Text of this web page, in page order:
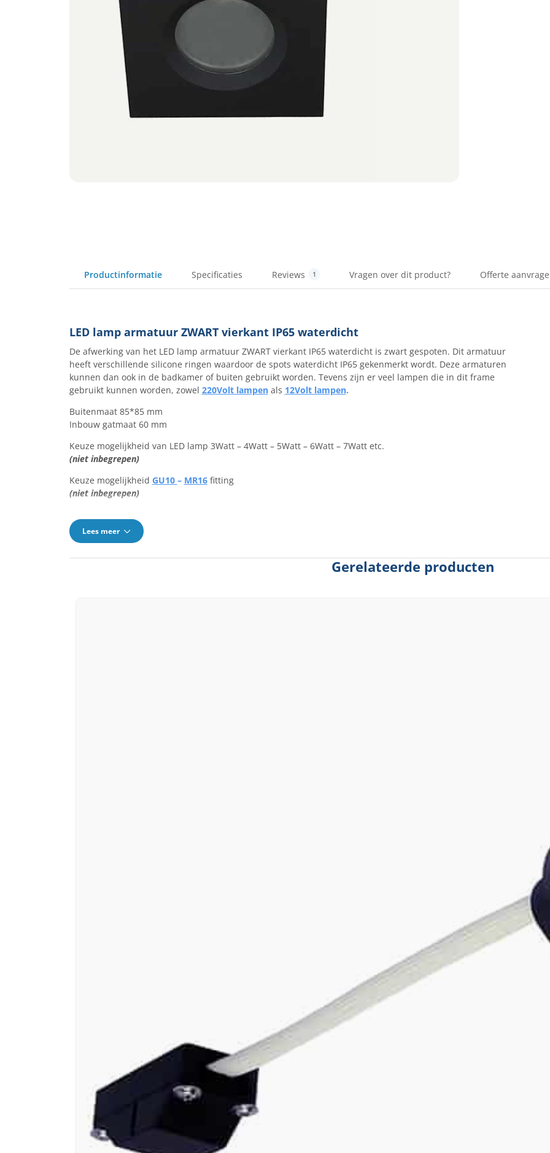
Productinformatie Specificaties Reviews 1 Vragen over dit product? Offerte
LED lamp armatuur ZWART vierkant IP65 waterdicht
De afwerking van het LED lamp armatuur ZWART vierkant IP65 waterdicht is zwart gespoten. Dit armatuur
heeft verschillende silicone ringen waardoor de spots waterdicht IP65 gekenmerkt wordt. Deze armaturen
kunnen dan ook in de badkamer of buiten gebruikt worden. Tevens zijn er veel lampen die in dit frame
gebruikt kunnen worden, zowel 220Volt lampenals 12Volt lampen.
Buitenmaat 85*85 mm
Inbouw gatmaat 60 mm
Keuze mogelijkheid van LED lamp 3Watt – 4Watt – 5Watt – 6Watt – 7Watt etc.
(niet inbegrepen)
Keuze mogelijkheid GU10 – MR16fitting
(niet inbegrepen)
Lees meer
Gerelateerde producten